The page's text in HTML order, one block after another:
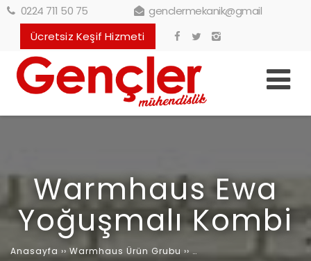
0224 711 50 75
genclermekanik@gmail
Ücretsiz Keşif Hizmeti
Warmhaus Ewa
Yoğuşmalı Kombi
Anasayfa ›› Warmhaus Ürün Grubu ›› Warmhaus Ewa